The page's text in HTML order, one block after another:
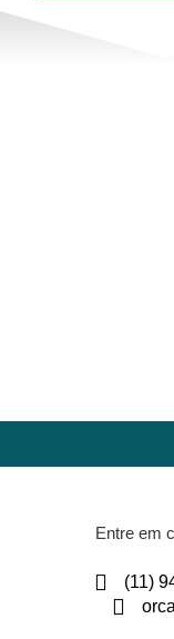
Entre em
(11)